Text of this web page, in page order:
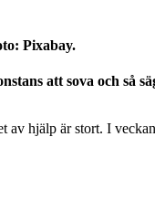
Pixabay.
att sova och så
hjälp är stort. I